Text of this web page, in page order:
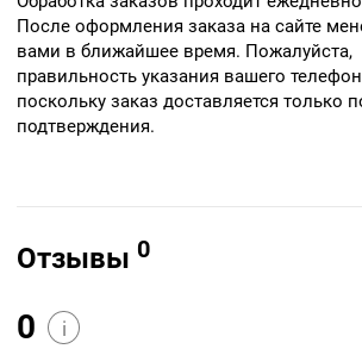
После оформления заказа на сайте
вами в ближайшее время. Пожалуйста,
правильность указания вашего
поскольку заказ доставляется только
подтверждения.
Отзывы 0
0 i